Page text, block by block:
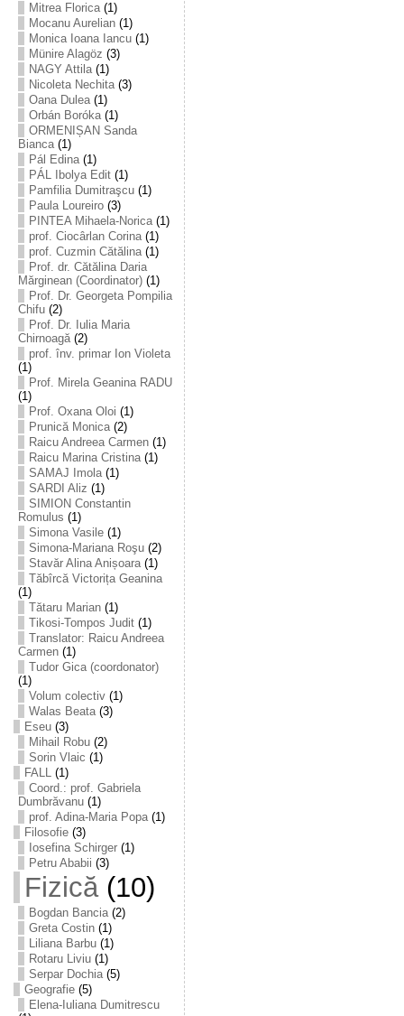
Mitrea Florica(1)
Mocanu Aurelian(1)
Monica Ioana Iancu(1)
Münire Alagöz (3)
NAGY Attila(1)
Nicoleta Nechita(3)
Oana Dulea(1)
Orbán Boróka(1)
ORMENIȘAN Sanda
Bianca(1)
Pál Edina(1)
PÁL Ibolya Edit(1)
Pamfilia Dumitraşcu(1)
Paula Loureiro(3)
PINTEA Mihaela-Norica(1)
prof. Ciocârlan Corina(1)
prof. Cuzmin Cătălina(1)
Prof. dr. Cătălina Daria
Mărginean (Coordinator)(1)
Prof. Dr. Georgeta Pompilia
Chifu(2)
Prof. Dr. Iulia Maria
Chirnoagă(2)
prof. înv. primar Ion Violeta
(1)
Prof. Mirela Geanina RADU
(1)
Prof. Oxana Oloi (1)
Prunică Monica(2)
Raicu Andreea Carmen(1)
Raicu Marina Cristina(1)
SAMAJ Imola(1)
SARDI Aliz (1)
SIMION Constantin
Romulus (1)
Simona Vasile(1)
Simona-Mariana Roşu(2)
Stavăr Alina Anișoara(1)
Tăbîrcă Victorița Geanina
(1)
Tătaru Marian(1)
Tikosi-Tompos Judit(1)
Translator: Raicu Andreea
Carmen(1)
Tudor Gica (coordonator)
(1)
Volum colectiv(1)
Walas Beata(3)
Eseu(3)
Mihail Robu(2)
Sorin Vlaic (1)
FALL(1)
Coord.: prof. Gabriela
Dumbrăvanu(1)
prof. Adina-Maria Popa(1)
Filosofie(3)
Iosefina Schirger(1)
Petru Ababii (3)
Fizică(10)
Bogdan Bancia(2)
Greta Costin(1)
Liliana Barbu(1)
Rotaru Liviu(1)
Serpar Dochia(5)
Geografie(5)
Elena-Iuliana Dumitrescu